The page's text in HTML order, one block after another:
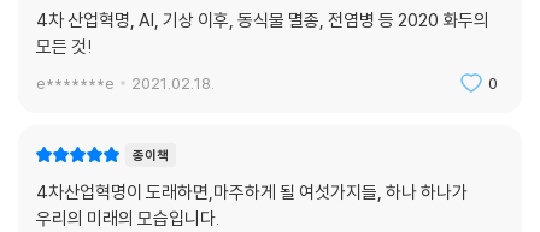
4차 산업혁명, AI, 기상 이후, 동식물 멸종, 전염병 등 2020 화두의
모든 것!
e*******e 2021.02.18. 0
종이책
4차산업혁명이 도래하면,마주하게 될 여섯가지들, 하나 하나가
우리의 미래의 모습입니다.